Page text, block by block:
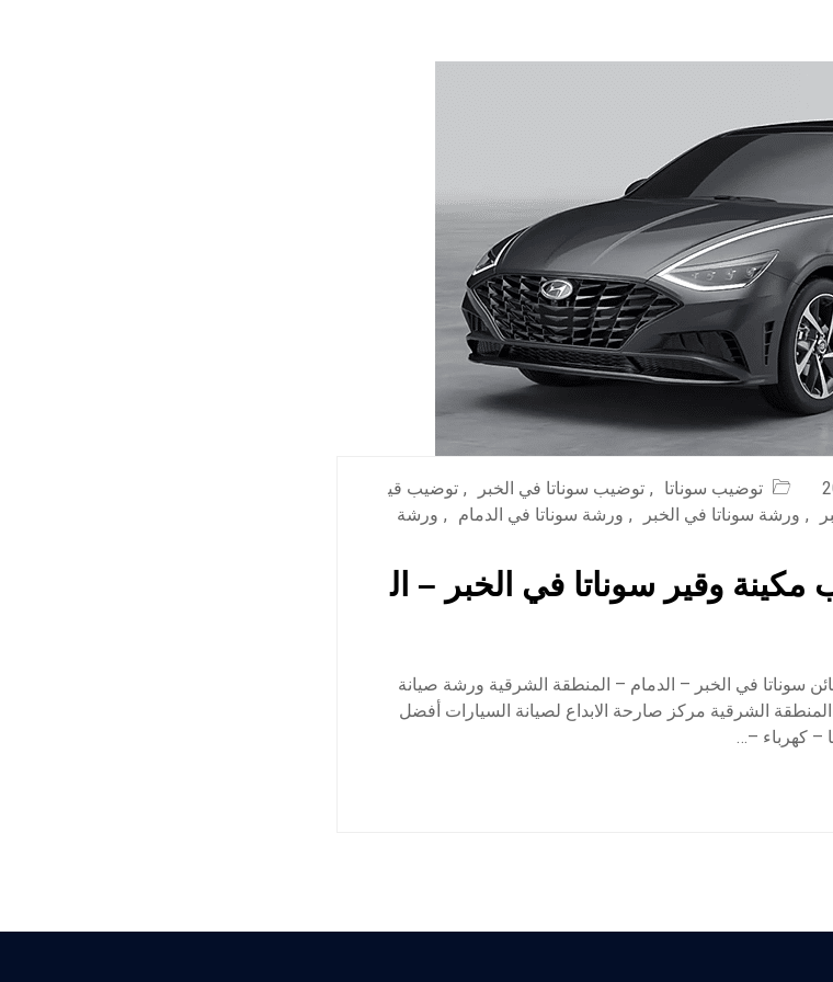
توضيب سوناتا , توضيب سوناتا في الخبر , توضيب قي
, ورشة سوناتا في الخبر , ورشة سوناتا في الدمام , ورشة
وقير سوناتا في الخبر – ال
سوناتا في الخبر – الدمام – المنطقة الشرقية ورشة صيانة
الشرقية مركز صارحة الابداع لصيانة السيارات أفضل
– كهرباء –…